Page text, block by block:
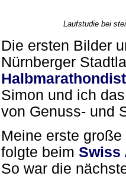
Laufstudie bei
Die ersten Bilder
Nürnberger
Simon und ich
von Genuss- und
Meine erste
folgte beim Swiss
So war die